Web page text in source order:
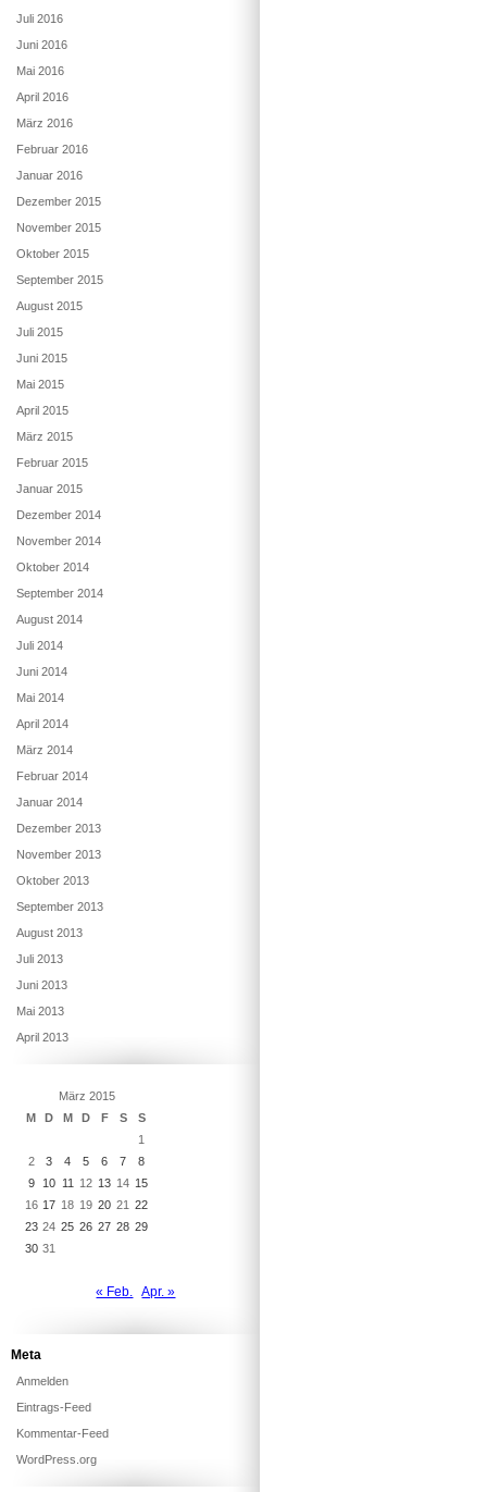
Juli 2016
Juni 2016
Mai 2016
April 2016
März 2016
Februar 2016
Januar 2016
Dezember 2015
November 2015
Oktober 2015
September 2015
August 2015
Juli 2015
Juni 2015
Mai 2015
April 2015
März 2015
Februar 2015
Januar 2015
Dezember 2014
November 2014
Oktober 2014
September 2014
August 2014
Juli 2014
Juni 2014
Mai 2014
April 2014
März 2014
Februar 2014
Januar 2014
Dezember 2013
November 2013
Oktober 2013
September 2013
August 2013
Juli 2013
Juni 2013
Mai 2013
April 2013
März 2015
M
D M D F S
S
1
2
3 4 5 6 7
8
9
10 11 12 13 14 15
16 17 18 19 20 21
22
23 24 25 26 27 28 29
30 31
« Feb. Apr. »
Meta
Anmelden
Eintrags-Feed
Kommentar-Feed
WordPress.org